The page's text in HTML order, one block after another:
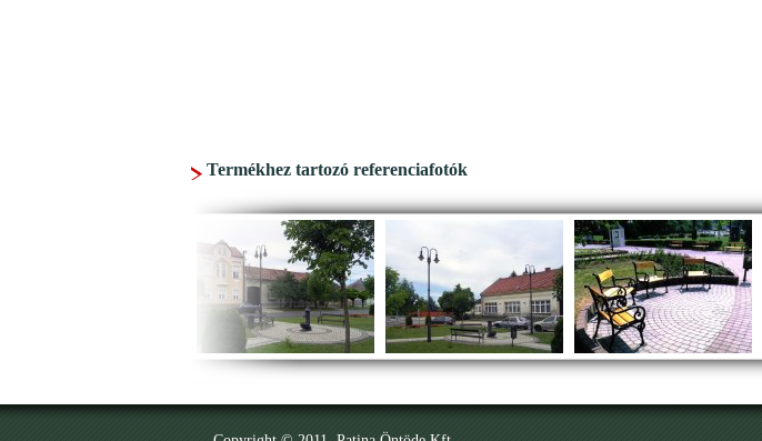
Termékhez tartozó referenciafotók